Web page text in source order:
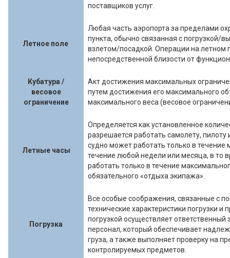
поставщиков услуг.
Летное поле
Любая часть аэропорта за пределами
пункта, обычно связанная с погрузкой/
взлетом/посадкой. Операции на летном
непосредственной близости от
Кубатура /
весовое
ограничение
Акт достижения максимальных
путем достижения его максимального
максимального веса (весовое
Летные часы
Определяется как установленное
разрешается работать самолету,
судно может работать только в течение
течение любой недели или месяца, в то
работать только в течение
обязательного «отдыха экипажа».
Погрузка
Все особые соображения, связанные с
технические характеристики погрузки
погрузкой осуществляет ответственный
персонал, который обеспечивает
груза, а также выполняет проверку на
контролируемых предметов.